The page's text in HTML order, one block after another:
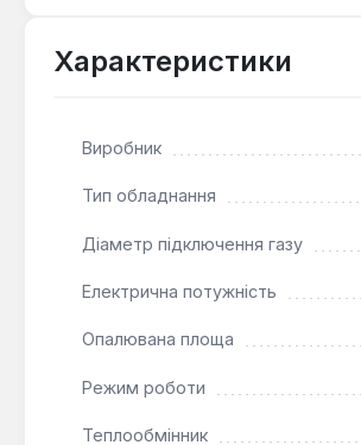
користувача.
Газовий котел MORA-TOP
опалювальному обладнанні.
Характеристики
Виробник
Тип обладнання
Діаметр підключення газу
Електрична потужність
Опалювана площа
Режим роботи
Теплообмінник